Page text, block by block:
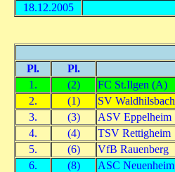
18.12.2005
Pl. Pl.
1.
(2)
FC St.Ilgen (A)
2.
(1)
SV Waldhilsbach
3.
(3)
ASV Eppelheim
4.
(4)
TSV Rettigheim
5.
(6)
VfB Rauenberg
6.
(8)
ASC Neuenheim